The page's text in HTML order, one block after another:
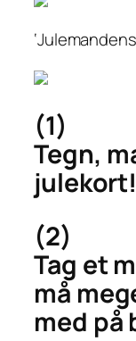
(1)
Tegn,
julekort!
(2)
Tag et
må
med på